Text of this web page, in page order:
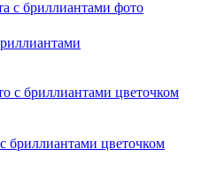
бриллиантами цветочком